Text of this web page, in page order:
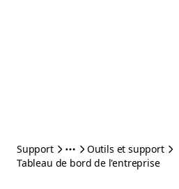
Support
Outils et support
Tableau de bord de l'entreprise